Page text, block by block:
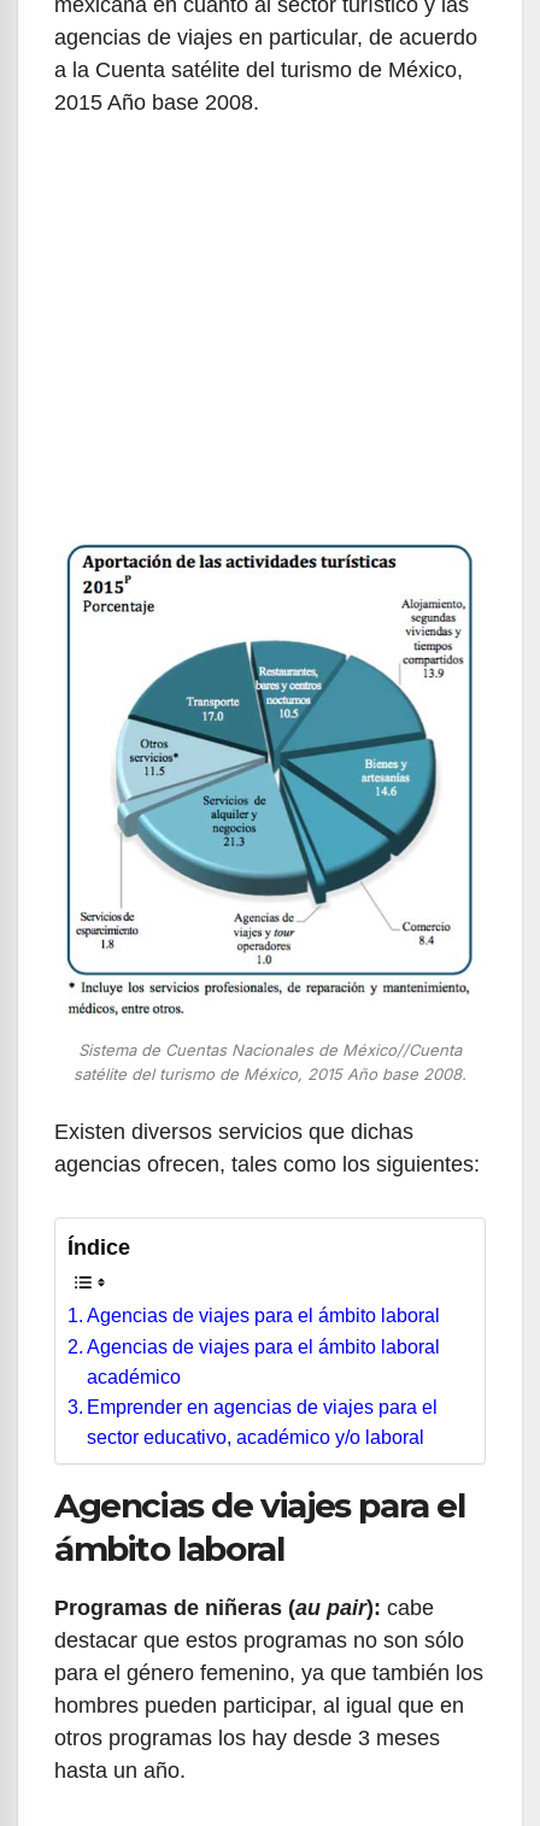
agencias de viajes en particular, de acuerdo
a la Cuenta satélite del turismo de México,
2015 Año base 2008.
Sistema de Cuentas Nacionales de México//Cuenta
satélite del turismo de México, 2015 Año base 2008.
Existen diversos servicios que dichas
agencias ofrecen, tales como los siguientes:
Índice
Agencias de viajes para el ámbito laboral
Agencias de viajes para el ámbito laboral
académico
Emprender en agencias de viajes para el
sector educativo, académico y/o laboral
Agencias de viajes para el
ámbito laboral
Programas de niñeras (au pair): cabe
destacar que estos programas no son sólo
para el género femenino, ya que también los
hombres pueden participar, al igual que en
otros programas los hay desde 3 meses
hasta un año.